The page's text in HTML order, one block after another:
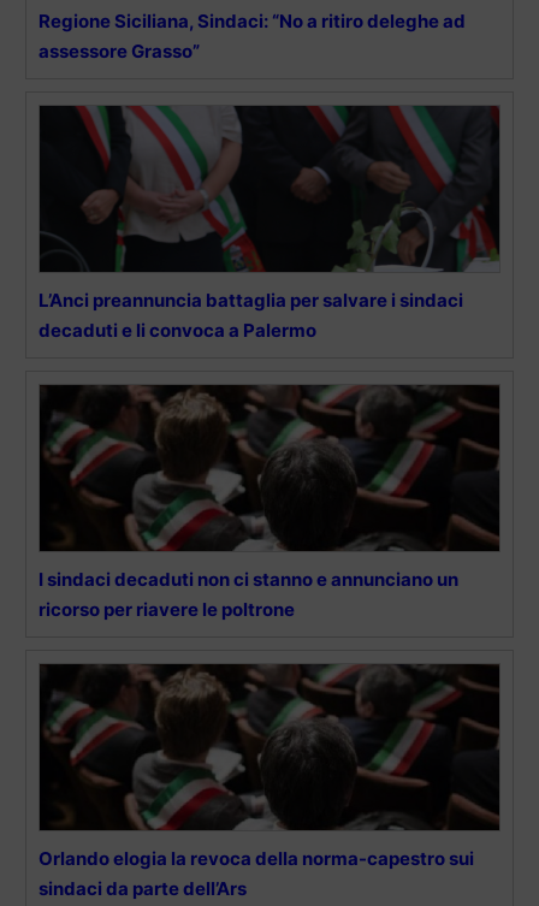
Regione Siciliana, Sindaci: “No a ritiro deleghe ad
assessore Grasso”
L’Anci preannuncia battaglia per salvare i sindaci
decaduti e li convoca a Palermo
I sindaci decaduti non ci stanno e annunciano un
ricorso per riavere le poltrone
Orlando elogia la revoca della norma-capestro sui
sindaci da parte dell’Ars